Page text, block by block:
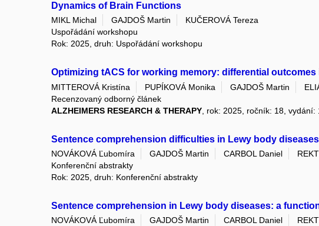
Dynamics of Brain Functions
MIKL Michal GAJDOŠ Martin
KUČEROVÁ Tereza
Uspořádání workshopu
Rok: 2025, druh: Uspořádání workshopu
Optimizing tACS for working memory: differential
MITTEROVÁ Kristína PUPÍKOVÁ Monika GAJDOŠ Martin
Recenzovaný odborný článek
ALZHEIMERS RESEARCH & THERAPY , rok: 2025, ročník: 18, vydání:
Sentence comprehension difficulties in Lewy body diseases
NOVÁKOVÁ Ľubomíra GAJDOŠ Martin CARBOL Daniel
Konferenční abstrakty
Rok: 2025, druh: Konferenční abstrakty
Sentence comprehension in Lewy body diseases: a
NOVÁKOVÁ Ľubomíra GAJDOŠ Martin CARBOL Daniel